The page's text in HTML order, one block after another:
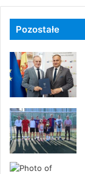
Pozostałe